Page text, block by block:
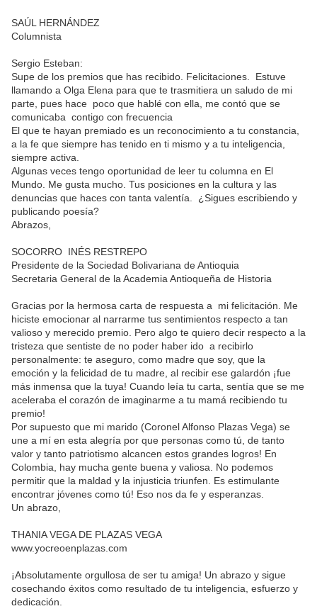
SAÚL HERNÁNDEZ
Columnista
Sergio Esteban:
Supe de los premios que has recibido. Felicitaciones. Estuve
llamando a Olga Elena para que te trasmitiera un saludo de mi
parte, pues hace poco que hablé con ella, me contó que se
comunicaba contigo con frecuencia
El que te hayan premiado es un reconocimiento a tu constancia,
a la fe que siempre has tenido en ti mismo y a tu inteligencia,
siempre activa.
Algunas veces tengo oportunidad de leer tu columna en El
Mundo. Me gusta mucho. Tus posiciones en la cultura y las
denuncias que haces con tanta valentía. ¿Sigues escribiendo y
publicando poesía?
Abrazos,
SOCORRO INÉS RESTREPO
Presidente de la Sociedad Bolivariana de Antioquia
Secretaria General de la Academia Antioqueña de Historia
Gracias por la hermosa carta de respuesta a mi felicitación. Me
hiciste emocionar al narrarme tus sentimientos respecto a tan
valioso y merecido premio. Pero algo te quiero decir respecto a la
tristeza que sentiste de no poder haber ido a recibirlo
personalmente: te aseguro, como madre que soy, que la
emoción y la felicidad de tu madre, al recibir ese galardón ¡fue
más inmensa que la tuya! Cuando leía tu carta, sentía que se me
aceleraba el corazón de imaginarme a tu mamá recibiendo tu
premio!
Por supuesto que mi marido (Coronel Alfonso Plazas Vega) se
une a mí en esta alegría por que personas como tú, de tanto
valor y tanto patriotismo alcancen estos grandes logros! En
Colombia, hay mucha gente buena y valiosa. No podemos
permitir que la maldad y la injusticia triunfen. Es estimulante
encontrar jóvenes como tú! Eso nos da fe y esperanzas.
Un abrazo,
THANIA VEGA DE PLAZAS VEGA
www.yocreoenplazas.com
¡Absolutamente orgullosa de ser tu amiga! Un abrazo y sigue
cosechando éxitos como resultado de tu inteligencia, esfuerzo y
dedicación.